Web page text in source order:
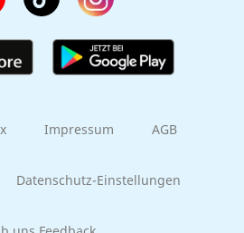
Impressum AGB
Datenschutz-Einstellungen